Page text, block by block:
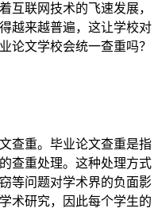
互联网技术的飞速发展，
越来越普遍，这让学校对
论文学校会统一查重吗？
查重。毕业论文查重是指
查重处理。这种处理方式
等问题对学术界的负面影
术研究，因此每个学生的